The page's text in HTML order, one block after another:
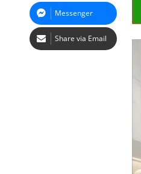
Messenger
Share via Email